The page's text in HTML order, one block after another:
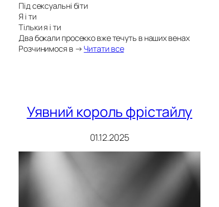
Під сексуальні біти
Я і ти
Тільки я і ти
Два бокали просекко вже течуть в наших венах
Розчинимося в → Читати все
Уявний король фрістайлу
01.12.2025